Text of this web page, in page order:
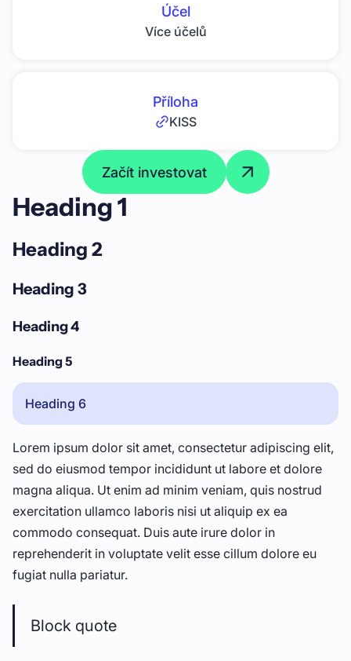
Účel
Více účelů
Příloha
KISS
Začít investovat
Heading 1
Heading 2
Heading 3
Heading 4
Heading 5
Heading 6
Lorem ipsum dolor sit amet, consectetur adipiscing elit,
sed do eiusmod tempor incididunt ut labore et dolore
magna aliqua. Ut enim ad minim veniam, quis nostrud
exercitation ullamco laboris nisi ut aliquip ex ea
commodo consequat. Duis aute irure dolor in
reprehenderit in voluptate velit esse cillum dolore eu
fugiat nulla pariatur.
Block quote